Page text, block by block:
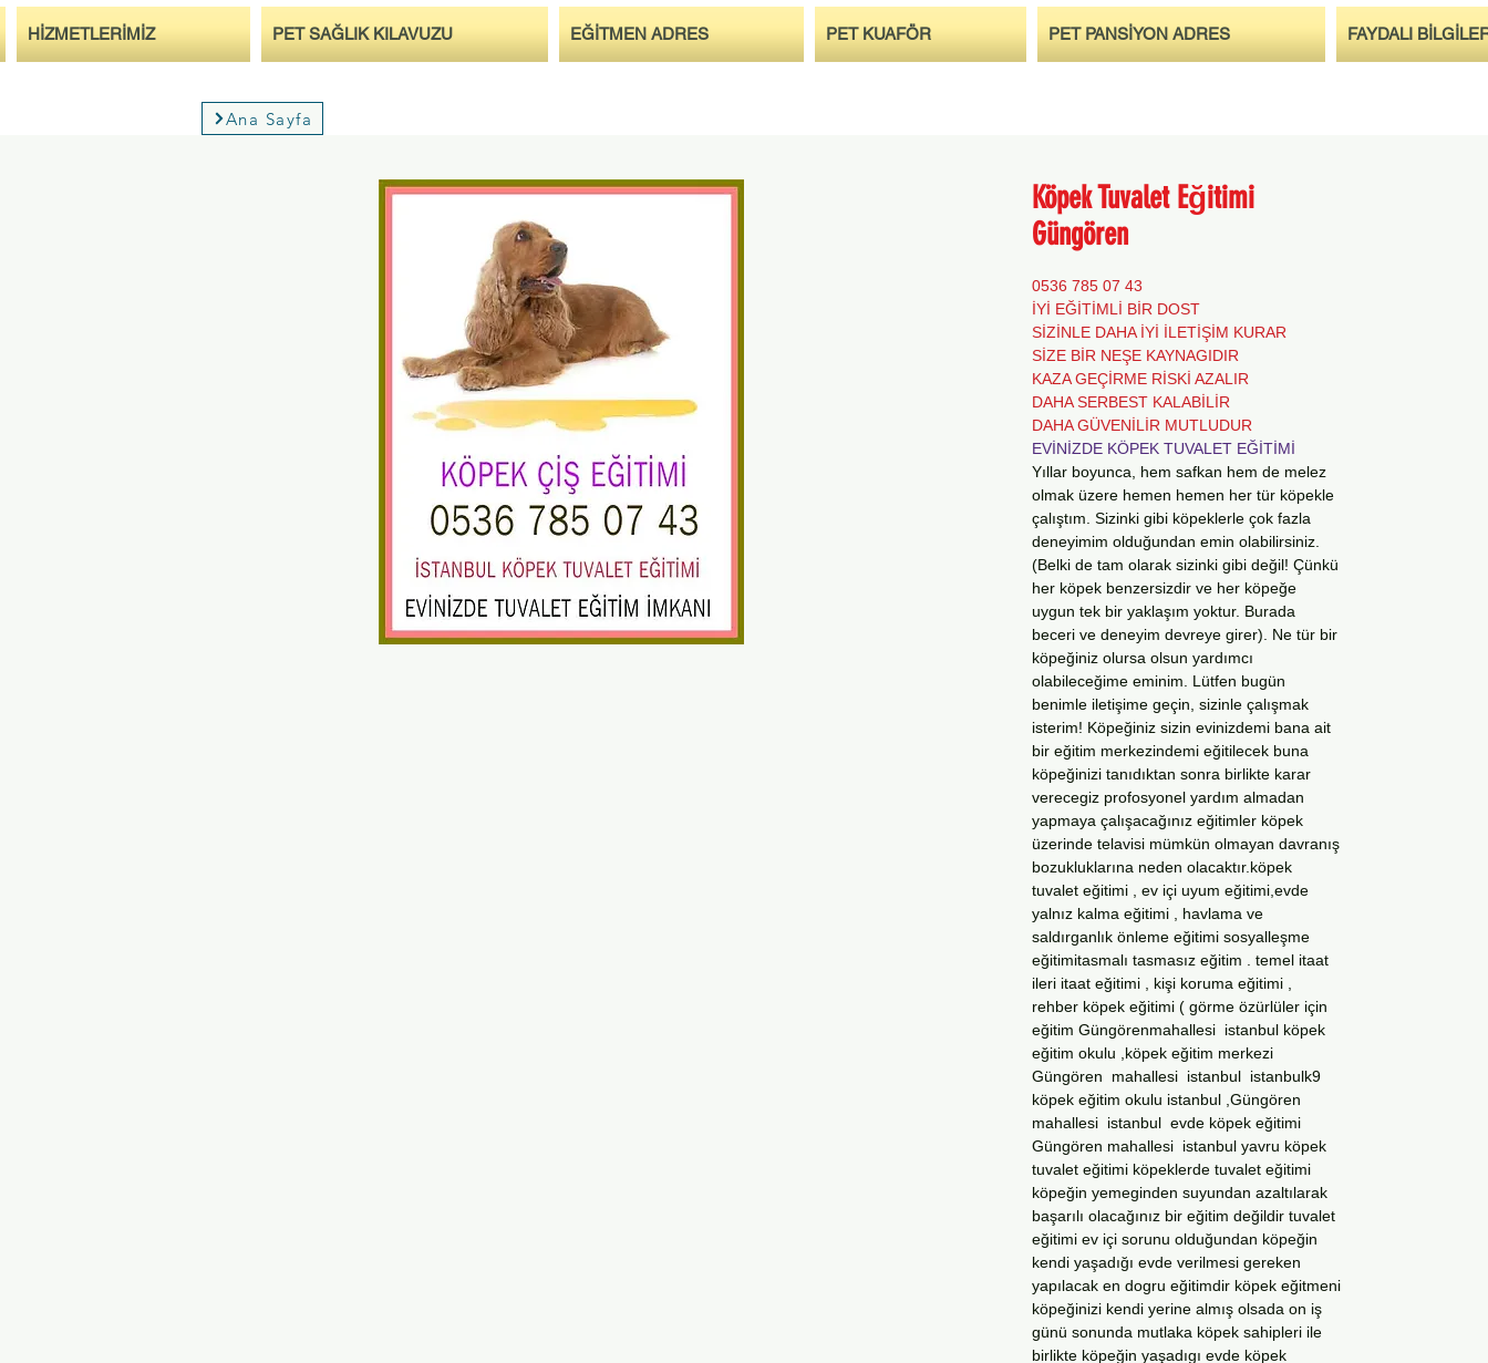
HİZMETLERİMİZ PET SAĞLIK KILAVUZU EĞİTMEN ADRES PET KUAFÖR PET PANSİYON ADRES FAYDALI
Ana Sayfa
Köpek Tuvalet Eğitimi
Güngören
0536 785 07 43
İYİ EĞİTİMLİ BİR DOST
SİZİNLE DAHA İYİ İLETİŞİM KURAR
SİZE BİR NEŞE KAYNAGIDIR
KAZA GEÇİRME RİSKİ AZALIR
DAHA SERBEST KALABİLİR
DAHA GÜVENİLİR MUTLUDUR
EVİNİZDE KÖPEK TUVALET EĞİTİMİ
Yıllar boyunca, hem safkan hem de melez
olmak üzere hemen hemen her tür köpekle
çalıştım. Sizinki gibi köpeklerle çok fazla
deneyimim olduğundan emin olabilirsiniz.
(Belki de tam olarak sizinki gibi değil! Çünkü
her köpek benzersizdir ve her köpeğe
uygun tek bir yaklaşım yoktur. Burada
beceri ve deneyim devreye girer). Ne tür bir
köpeğiniz olursa olsun yardımcı
olabileceğime eminim. Lütfen bugün
benimle iletişime geçin, sizinle çalışmak
isterim! Köpeğiniz sizin evinizdemi bana ait
bir eğitim merkezindemi eğitilecek buna
köpeğinizi tanıdıktan sonra birlikte karar
verecegiz profosyonel yardım almadan
yapmaya çalışacağınız eğitimler köpek
üzerinde telavisi mümkün olmayan davranış
bozukluklarına neden olacaktır.köpek
tuvalet eğitimi , ev içi uyum eğitimi,evde
yalnız kalma eğitimi , havlama ve
saldırganlık önleme eğitimi sosyalleşme
eğitimitasmalı tasmasız eğitim . temel itaat
ileri itaat eğitimi , kişi koruma eğitimi ,
rehber köpek eğitimi ( görme özürlüler için
eğitim Güngörenmahallesi istanbul köpek
eğitim okulu ,köpek eğitim merkezi
Güngören mahallesi istanbul istanbulk9
köpek eğitim okulu istanbul ,Güngören
mahallesi istanbul evde köpek eğitimi
Güngören mahallesi istanbul yavru köpek
tuvalet eğitimi köpeklerde tuvalet eğitimi
köpeğin yemeginden suyundan azaltılarak
başarılı olacağınız bir eğitim değildir tuvalet
eğitimi ev içi sorunu olduğundan köpeğin
kendi yaşadığı evde verilmesi gereken
yapılacak en dogru eğitimdir köpek eğitmeni
köpeğinizi kendi yerine almış olsada on iş
günü sonunda mutlaka köpek sahipleri ile
birlikte köpeğin yaşadıgı evde köpek